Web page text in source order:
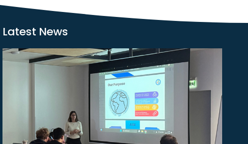
Latest News